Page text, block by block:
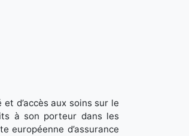
d’accès aux soins sur le
à son porteur dans les
européenne d’assurance